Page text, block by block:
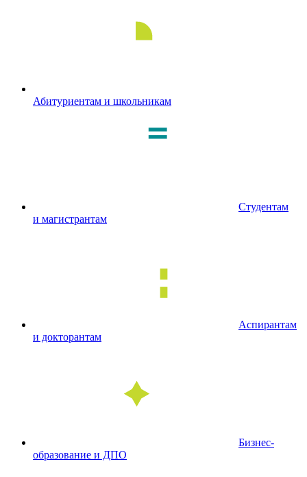
Абитуриентам и школьникам
Студентам
и магистрантам
Аспирантам
и докторантам
Бизнес-
образование и ДПО